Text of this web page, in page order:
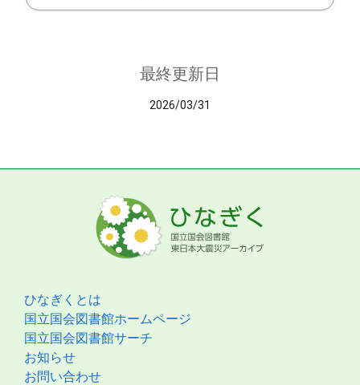
最終更新日
2026/03/31
ひなぎくとは
国立国会図書館ホームページ
国立国会図書館サーチ
お知らせ
お問い合わせ